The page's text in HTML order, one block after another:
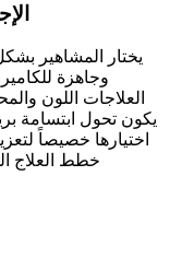
يختار المشاهير
وجاهزة
العلاجات اللون
يكون تحول ابتسامة
اختيارها خصيصاً
خطط العلاج